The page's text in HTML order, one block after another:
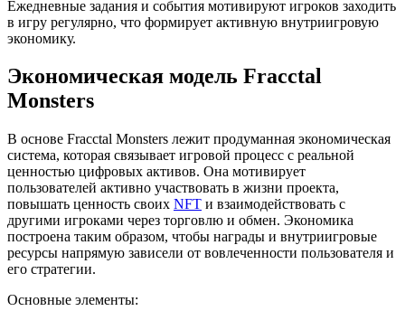
Ежедневные задания и события мотивируют игроков заходить
в игру регулярно, что формирует активную внутриигровую
экономику.
Экономическая модель Fracctal
Monsters
В основе Fracctal Monsters лежит продуманная экономическая
система, которая связывает игровой процесс с реальной
ценностью цифровых активов. Она мотивирует
пользователей активно участвовать в жизни проекта,
повышать ценность своих NFT и взаимодействовать с
другими игроками через торговлю и обмен. Экономика
построена таким образом, чтобы награды и внутриигровые
ресурсы напрямую зависели от вовлеченности пользователя и
его стратегии.
Основные элементы: